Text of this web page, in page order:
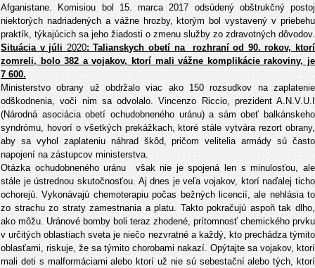
Afganistane. Komisiou bol 15. marca 2017 odsúdený obštrukčný postoj
niektorých nadriadených a vážne hrozby, ktorým bol vystavený v priebehu
praktík, týkajúcich sa jeho žiadosti o zmenu služby zo zdravotných dôvodov.
Situácia v júli 2020: Talianskych obetí na rozhraní od 90. rokov, ktorí
zomreli, bolo 382 a vojakov, ktorí mali vážne komplikácie rakoviny, je
7 600.
Ministerstvo obrany už obdržalo viac ako 150 rozsudkov na zaplatenie
odškodnenia, voči nim sa odvolalo. Vincenzo Riccio, prezident A.N.V.U.I
(Národná asociácia obetí ochudobneného uránu) a sám obeť balkánskeho
syndrómu, hovorí o všetkých prekážkach, ktoré stále vytvára rezort obrany,
aby sa vyhol zaplateniu náhrad škôd, pričom velitelia armády sú často
napojení na zástupcov ministerstva.
Otázka ochudobneného uránu však nie je spojená len s minulosťou, ale
stále je ústrednou skutočnosťou. Aj dnes je veľa vojakov, ktorí naďalej ticho
ochorejú. Vykonávajú chemoterapiu počas bežných licencií, ale nehlásia to
zo strachu zo straty zamestnania a platu. Takto pokračujú aspoň tak dlho,
ako môžu. Uránové bomby boli teraz zhodené, prítomnosť chemického prvku
v určitých oblastiach sveta je niečo nezvratné a každý, kto prechádza týmito
oblasťami, riskuje, že sa týmito chorobami nakazí. Opýtajte sa vojakov, ktorí
mali deti s malformáciami alebo ktorí už nie sú sebestační alebo tých, ktorí